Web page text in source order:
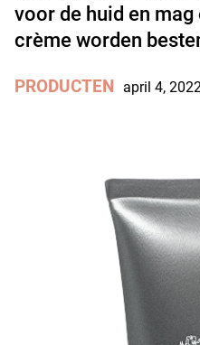
voor de huid en
crème worden
PRODUCTEN april 4,